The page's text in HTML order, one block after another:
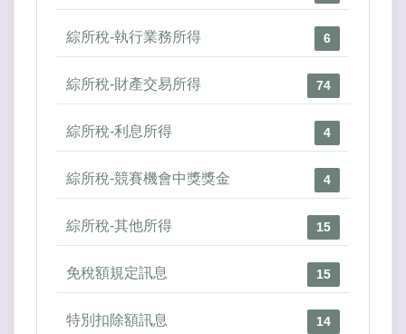
綜所稅-執行業務所得 6
綜所稅-財產交易所得 74
綜所稅-利息所得 4
綜所稅-競賽機會中獎獎金 4
綜所稅-其他所得 15
免稅額規定訊息 15
特別扣除額訊息 14